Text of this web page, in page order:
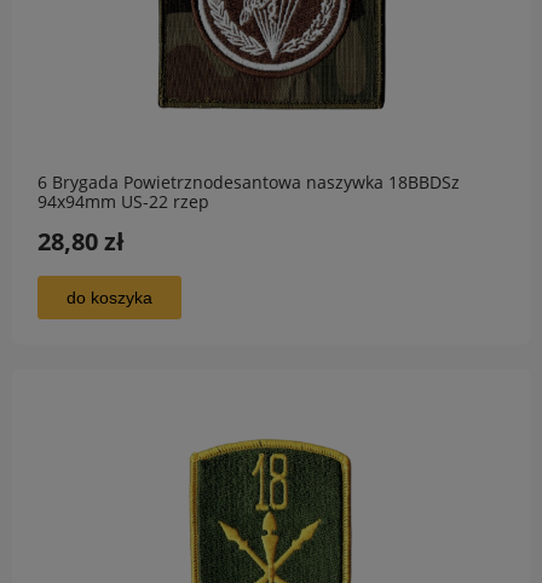
6 Brygada Powietrznodesantowa naszywka 18BBDSz
94x94mm US-22 rzep
28,80 zł
do koszyka